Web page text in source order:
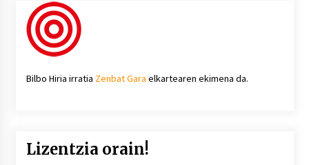
Bilbo Hiria irratia Zenbat Gara elkartearen ekimena da.
Lizentzia orain!